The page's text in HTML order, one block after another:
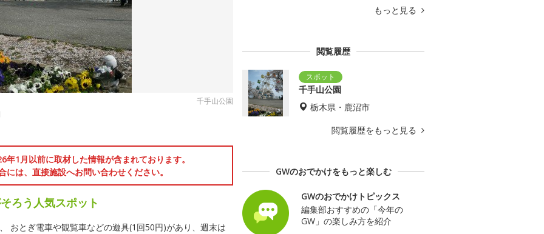
千手山公園
1月以前に取材した情報が含まれております。
には、直接施設へお問い合わせください。
ろう人気スポット
おとぎ電車や観覧車などの遊具(1回50円)があり、週末は
もっと見る
閲覧履歴
千手山公園
栃木県・鹿沼市
閲覧履歴をもっと見る
GWのおでかけをもっと楽しむ
GWのおでかけトピックス
編集部おすすめの「今年の
GW」の楽しみ方を紹介